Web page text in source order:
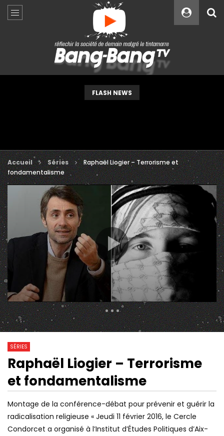
FLASH NEWS
Accueil Séries
Raphaël Liogier – Terrorisme et
fondamentalisme
524 Views
0 0
Watch Later
30:28
HISTOIRE DE L’ANTISÉMITISME,
AVEC JONATHAN HAYOUN &
JUDITH COHEN-SOLAL
01:00:00
NEUROPSYCHIATRE
CYRULNIK) : ON A
SŒUR ! LES JEUNES
L’AMOUR
1 2 3 4 5 6
7
15 17
22
26
27 28 29 30
31
32
33 34 35 36
37
38
40 41
SÉRIES
Raphaël Liogier – Terrorisme
et fondamentalisme
Montage de la conférence-débat pour prévenir et guérir la
radicalisation religieuse « Jeudi 11 février 2016, le Cercle
Condorcet a organisé à l’Institut d’Études Politiques d’Aix-
Custom Amount
VEUILLEZ PATIENTER...